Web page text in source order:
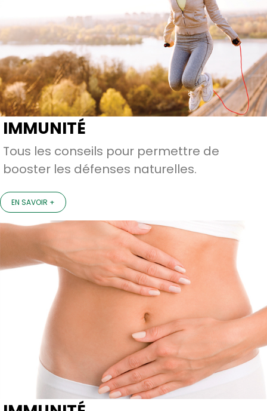
IMMUNITÉ
Tous les conseils pour permettre de
booster les défenses naturelles.
EN SAVOIR +